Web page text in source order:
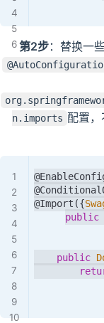
第2步：替换一
n.imports 配置
@Import ({
public
public